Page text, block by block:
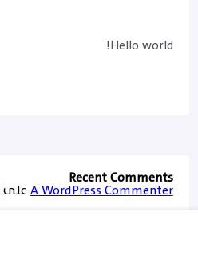
Hello world!
Recent Comments
A WordPress Commenterعلى